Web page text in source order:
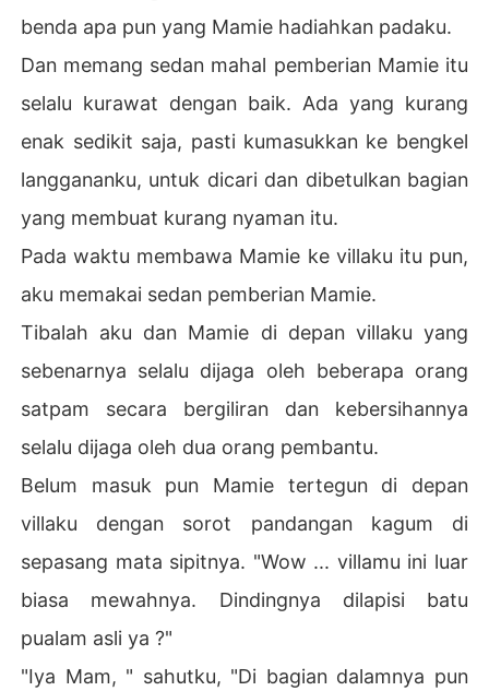
benda apa pun yang Mamie hadiahkan padaku.
Dan memang sedan mahal pemberian Mamie itu
selalu kurawat dengan baik. Ada yang kurang
enak sedikit saja, pasti kumasukkan ke bengkel
langgananku, untuk dicari dan dibetulkan bagian
yang membuat kurang nyaman itu.
Pada waktu membawa Mamie ke villaku itu pun,
aku memakai sedan pemberian Mamie.
Tibalah aku dan Mamie di depan villaku yang
sebenarnya selalu dijaga oleh beberapa orang
satpam secara bergiliran dan kebersihannya
selalu dijaga oleh dua orang pembantu.
Belum masuk pun Mamie tertegun di depan
villaku dengan sorot pandangan kagum di
sepasang mata sipitnya. "Wow ... villamu ini luar
biasa mewahnya. Dindingnya dilapisi batu
pualam asli ya ?"
"Iya Mam, " sahutku, "Di bagian dalamnya pun